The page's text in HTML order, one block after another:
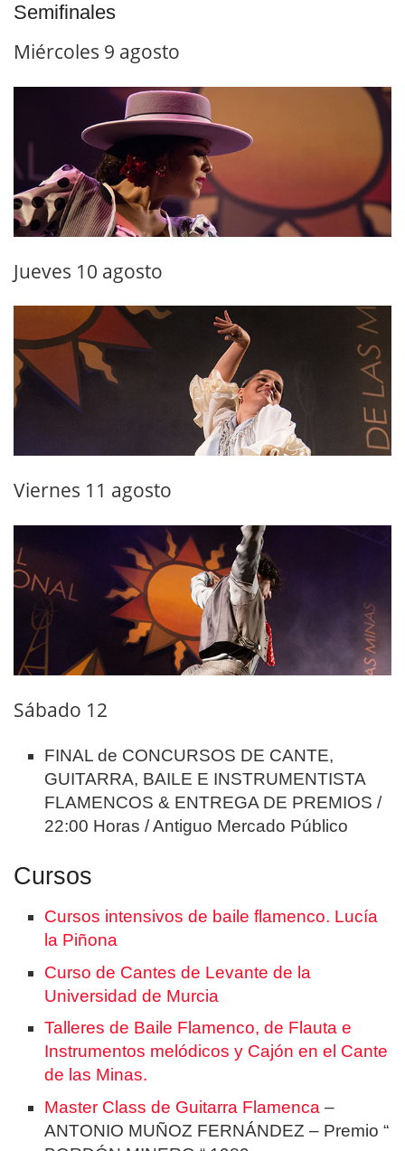
Semifinales
Miércoles 9 agosto
Jueves 10 agosto
Viernes 11 agosto
Sábado 12
FINAL de CONCURSOS DE CANTE,
GUITARRA, BAILE E INSTRUMENTISTA
FLAMENCOS & ENTREGA DE PREMIOS /
22:00 Horas / Antiguo Mercado Público
Cursos
Cursos intensivos de baile flamenco. Lucía
la Piñona
Curso de Cantes de Levante de la
Universidad de Murcia
Talleres de Baile Flamenco, de Flauta e
Instrumentos melódicos y Cajón en el Cante
de las Minas.
Master Class de Guitarra Flamenca –
ANTONIO MUÑOZ FERNÁNDEZ – Premio “